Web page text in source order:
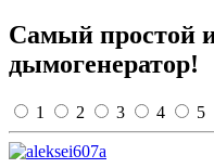
Самый простой
дымогенератор!
1 2 3 4 5